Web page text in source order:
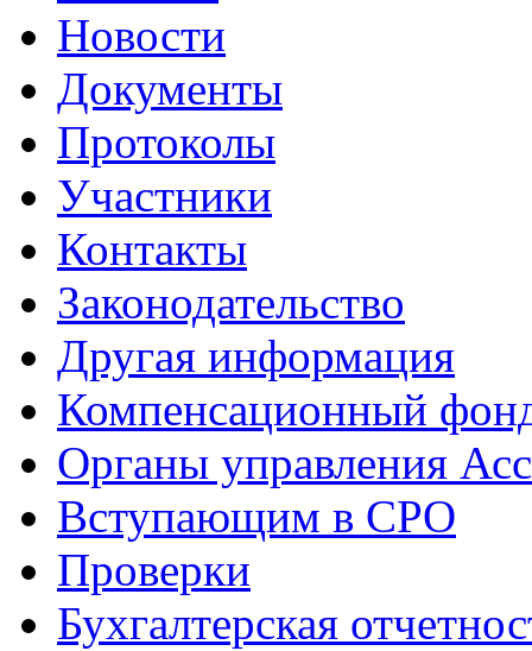
Новости
Документы
Протоколы
Участники
Контакты
Законодательство
Другая информация
Компенсационный
Органы управления
Вступающим в СРО
Проверки
Бухгалтерская